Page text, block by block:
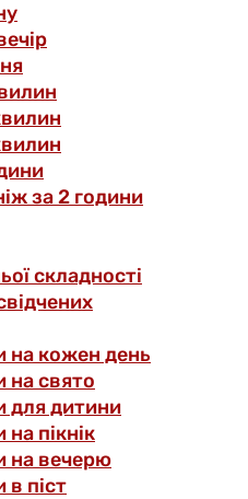
за 2 години
складності
на кожен день
на свято
для дитини
пікнік
на вечерю
піст